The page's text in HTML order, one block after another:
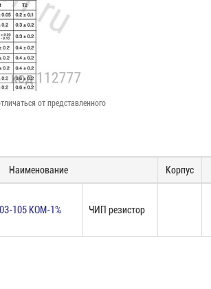
от представленного
Наименование Корпус
105 КОМ-1% ЧИП резистор